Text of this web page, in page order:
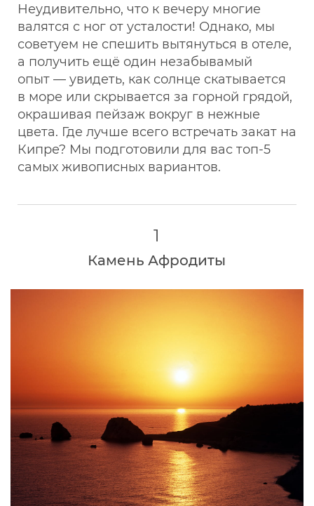
Неудивительно, что к вечеру многие
валятся с ног от усталости! Однако, мы
советуем не спешить вытянуться в отеле,
а получить ещё один незабывамый
опыт — увидеть, как солнце скатывается
в море или скрывается за горной грядой,
окрашивая пейзаж вокруг в нежные
цвета. Где лучше всего встречать закат на
Кипре? Мы подготовили для вас топ-5
самых живописных вариантов.
1
Камень Афродиты